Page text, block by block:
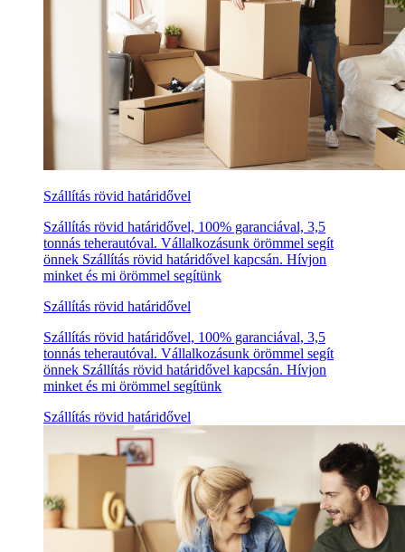
Szállítás rövid határidővel
Szállítás rövid határidővel, 100% garanciával, 3,5
tonnás teherautóval. Vállalkozásunk örömmel segít
önnek Szállítás rövid határidővel kapcsán. Hívjon
minket és mi örömmel segítünk
Szállítás rövid határidővel
Szállítás rövid határidővel, 100% garanciával, 3,5
tonnás teherautóval. Vállalkozásunk örömmel segít
önnek Szállítás rövid határidővel kapcsán. Hívjon
minket és mi örömmel segítünk
Szállítás rövid határidővel